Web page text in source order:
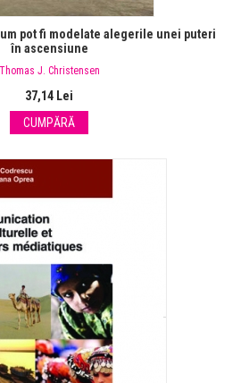
pot fi modelate alegerile unei puteri
în ascensiune
Thomas J. Christensen
37,14 Lei
CUMPĂRĂ